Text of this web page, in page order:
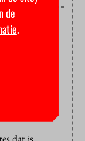
één
de
.